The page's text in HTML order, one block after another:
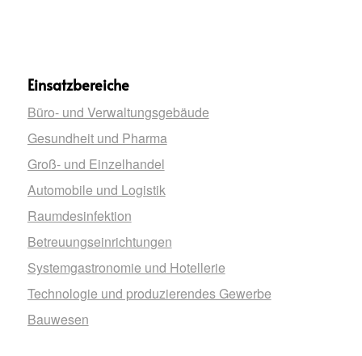
Einsatzbereiche
Büro- und Verwaltungsgebäude
Gesundheit und Pharma
Groß- und Einzelhandel
Automobile und Logistik
Raumdesinfektion
Betreuungseinrichtungen
Systemgastronomie und Hotellerie
Technologie und produzierendes Gewerbe
Bauwesen